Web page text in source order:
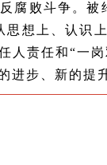
腐败斗争。
思想上、认识
人责任和“一
进步、新的提